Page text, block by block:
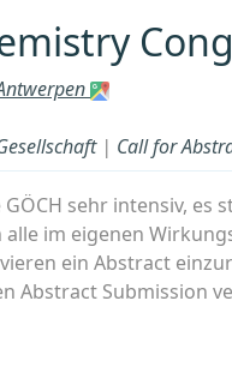
| Call for
sehr intensiv,
im eigenen
ein Abstract
Abstract Submission